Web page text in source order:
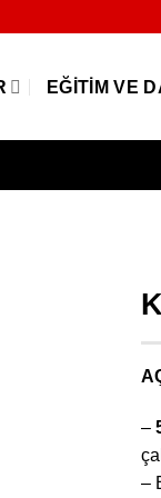
EĞITIM VE
–
–